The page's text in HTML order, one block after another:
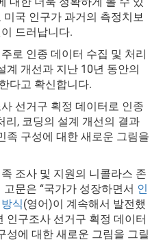
국 인구가 과거의 측정치보
드러납니다.
로 인종 데이터 수집 및 처리
계 개선과 지난 10년 동안의
다고 확신합니다.
선거구 획정 데이터로 인종
리, 코딩의 설계 개선의 결과
족 구성에 대한 새로운 그림을
조사 및 지원의 니콜라스 존
문은 “국가가 성장하면서 인
식(영어)이 계속해서 발전했
인구조사 선거구 획정 데이터
성에 대한 새로운 그림을 그릴